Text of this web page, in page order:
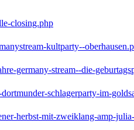
closing.php
kultparty--
germany-stream--die-
schlagerparty-im-
herbst-mit-zweiklang-amp-